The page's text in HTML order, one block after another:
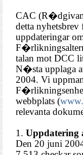
CAC
detta
uppdateringar
talan mot DCC
N�sta upplaga
2004. Vi
webbplats (
relevanta
1. Uppdatering
Den 20 juni